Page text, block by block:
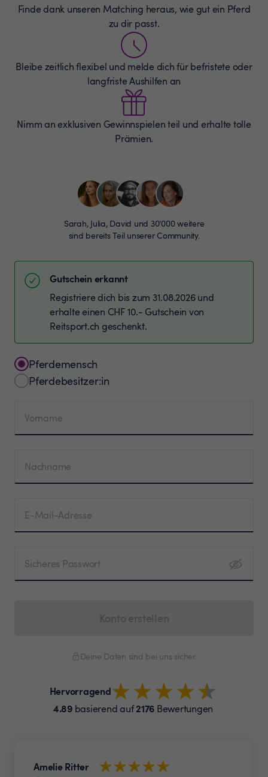
Finde dank unseren Matching heraus, wie gut ein Pferd
zu dir passt.
Bleibe zeitlich flexibel und melde dich für befristete oder
langfriste Aushilfen an
Nimm an exklusiven Gewinnspielen teil und erhalte tolle
Prämien.
Sarah, Julia, David und 30’000 weitere
sind bereits Teil unserer Community.
Gutschein erkannt
Registriere dich bis zum 31.08.2026 und
erhalte einen CHF 10.- Gutschein von
Reitsport.ch geschenkt.
Pferdemensch
Pferdebesitzer:in
Vorname
Nachname
E-Mail-Adresse
Sicheres Passwort
Deine Daten sind bei uns sicher.
Hervorragend
4.89basierend auf2176 Bewertungen
Amelie Ritter